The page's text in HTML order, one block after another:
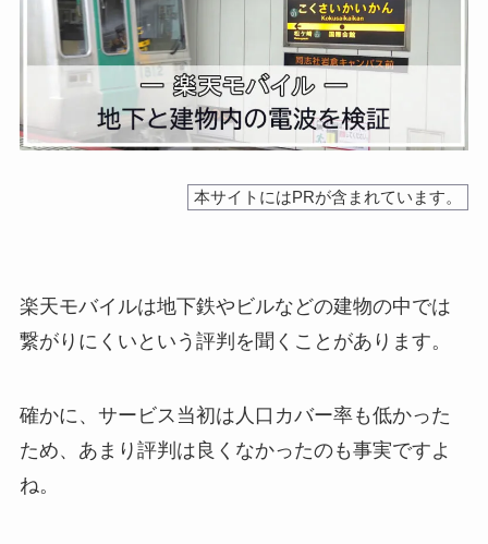
本サイトにはPRが含まれています。
楽天モバイルは地下鉄やビルなどの建物の中では
繋がりにくいという評判を聞くことがあります。
確かに、サービス当初は人口カバー率も低かった
ため、あまり評判は良くなかったのも事実ですよ
ね。